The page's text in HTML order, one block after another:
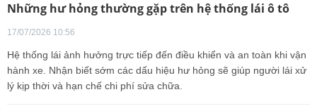
Những hư hỏng thường gặp trên hệ thống lái ô tô
17/07/2026 10:56
Hệ thống lái ảnh hưởng trực tiếp đến điều khiển và an toàn khi vận
hành xe. Nhận biết sớm các dấu hiệu hư hỏng sẽ giúp người lái xử
lý kịp thời và hạn chế chi phí sửa chữa.